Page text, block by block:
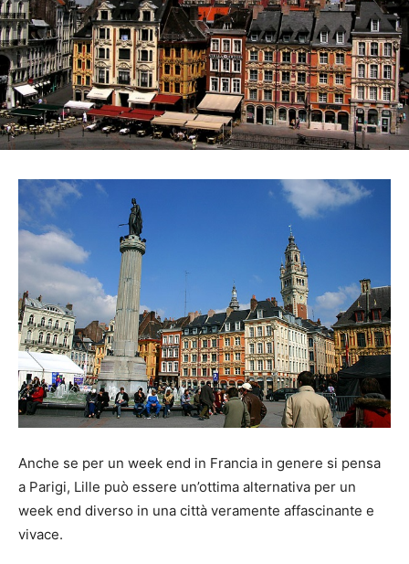
Anche se per un week end in Francia in genere si pensa
a Parigi, Lille può essere un’ottima alternativa per un
week end diverso in una città veramente affascinante e
vivace.